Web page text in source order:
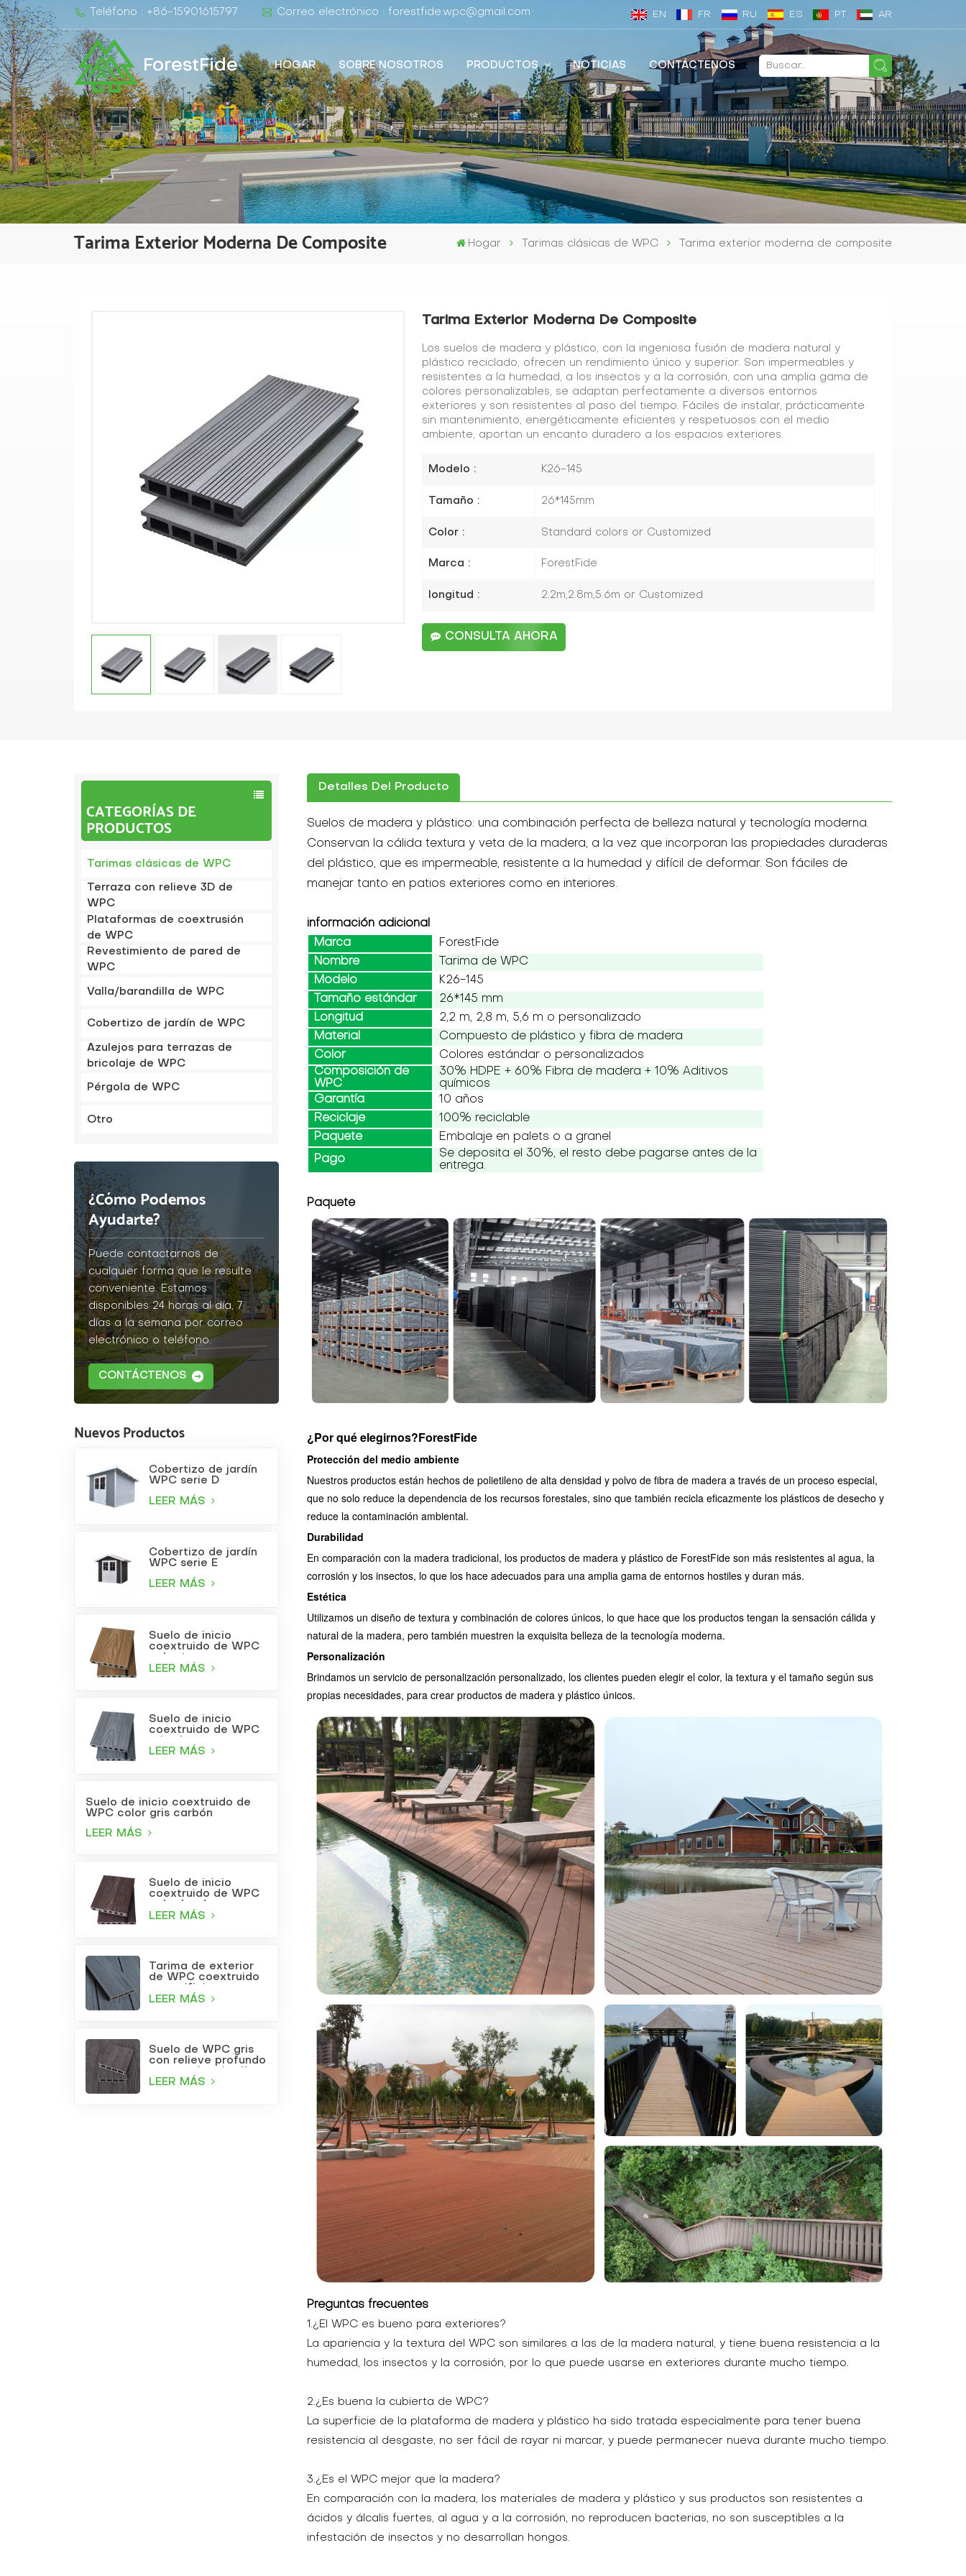
Teléfono : +86-15901615797 Correo electrónico : forestfide.wpc@gmail.com EN FR RU ES PT AR
ForestFide HOGAR SOBRE NOSOTROS PRODUCTOS NOTICIAS CONTÁCTENOS
Tarima Exterior Moderna De Composite Hogar Tarimas clásicas de WPC Tarima exterior moderna de composite
Tarima Exterior Moderna De Composite
Los suelos de madera y plástico, con la ingeniosa fusión de madera natural y
plástico reciclado, ofrecen un rendimiento único y superior. Son impermeables y
resistentes a la humedad, a los insectos y a la corrosión, con una amplia gama de
colores personalizables, se adaptan perfectamente a diversos entornos
exteriores y son resistentes al paso del tiempo. Fáciles de instalar, prácticamente
sin mantenimiento, energéticamente eficientes y respetuosos con el medio
ambiente, aportan un encanto duradero a los espacios exteriores.
Modelo : K26-145
Tamaño : 26*145mm
Color : Standard colors or Customized
Marca : ForestFide
longitud : 2.2m,2.8m,5.6m or Customized
CONSULTA AHORA
CATEGORÍAS DE
PRODUCTOS
Tarimas clásicas de WPC
Terraza con relieve 3D de
WPC
Plataformas de coextrusión
de WPC
Revestimiento de pared de
WPC
Valla/barandilla de WPC
Cobertizo de jardín de WPC
Azulejos para terrazas de
bricolaje de WPC
Pérgola de WPC
Otro
¿Cómo Podemos
Ayudarte?
Puede contactarnos de
cualquier forma que le resulte
conveniente. Estamos
disponibles 24 horas al día, 7
días a la semana por correo
electrónico o teléfono.
CONTÁCTENOS
Nuevos Productos
Cobertizo de jardín
WPC serie D
LEER MÁS
Cobertizo de jardín
WPC serie E
LEER MÁS
Suelo de inicio
coextruido de WPC
LEER MÁS
Suelo de inicio
coextruido de WPC
LEER MÁS
Suelo de inicio coextruido de
WPC color gris carbón
LEER MÁS
Suelo de inicio
coextruido de WPC
LEER MÁS
Tarima de exterior
de WPC coextruido
cuadrados, color gris
LEER MÁS
Suelo de WPC gris
con relieve profundo
LEER MÁS
Detalles Del Producto
Suelos de madera y plástico: una combinación perfecta de belleza natural y tecnología moderna.
Conservan la cálida textura y veta de la madera, a la vez que incorporan las propiedades duraderas
del plástico, que es impermeable, resistente a la humedad y difícil de deformar. Son fáciles de
manejar tanto en patios exteriores como en interiores.
información adicional
Marca
ForestFide
Nombre
Tarima de WPC
Modelo
K26-145
Tamaño estándar
26*145 mm
Longitud
2,2 m, 2,8 m, 5,6 m o personalizado
Material
Compuesto de plástico y fibra de madera
Color
Colores estándar o personalizados
Composición de
WPC
30% HDPE + 60% Fibra de madera + 10% Aditivos
químicos
Garantía
10 años
Reciclaje
100% reciclable
Paquete
Embalaje en palets o a granel
Pago
Se deposita el 30%, el resto debe pagarse antes de la
entrega.
Paquete
¿Por qué elegirnos?ForestFide
Protección del medio ambiente
Nuestros productos están hechos de polietileno de alta densidad y polvo de fibra de madera a través de un proceso especial,
que no solo reduce la dependencia de los recursos forestales, sino que también recicla eficazmente los plásticos de desecho y
reduce la contaminación ambiental.
Durabilidad
En comparación con la madera tradicional, los productos de madera y plástico de ForestFide son más resistentes al agua, la
corrosión y los insectos, lo que los hace adecuados para una amplia gama de entornos hostiles y duran más.
Estética
Utilizamos un diseño de textura y combinación de colores únicos, lo que hace que los productos tengan la sensación cálida y
natural de la madera, pero también muestren la exquisita belleza de la tecnología moderna.
Personalización
Brindamos un servicio de personalización personalizado, los clientes pueden elegir el color, la textura y el tamaño según sus
propias necesidades, para crear productos de madera y plástico únicos.
Preguntas frecuentes
1.¿El WPC es bueno para exteriores?
La apariencia y la textura del WPC son similares a las de la madera natural, y tiene buena resistencia a la
humedad, los insectos y la corrosión, por lo que puede usarse en exteriores durante mucho tiempo.
2.¿Es buena la cubierta de WPC?
La superficie de la plataforma de madera y plástico ha sido tratada especialmente para tener buena
resistencia al desgaste, no ser fácil de rayar ni marcar, y puede permanecer nueva durante mucho tiempo.
3.¿Es el WPC mejor que la madera?
En comparación con la madera, los materiales de madera y plástico y sus productos son resistentes a
ácidos y álcalis fuertes, al agua y a la corrosión, no reproducen bacterias, no son susceptibles a la
infestación de insectos y no desarrollan hongos.